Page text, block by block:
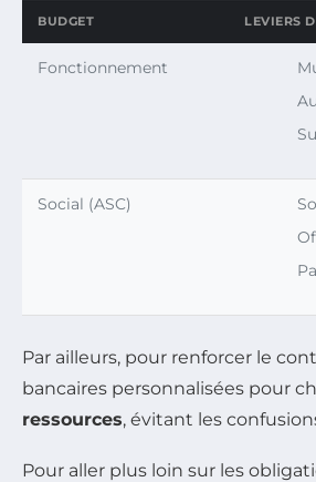
BUDGET LEVIERS
Fonctionnement
Social (ASC)
Par ailleurs, pour renforcer le
bancaires personnalisées pour
ressources, évitant les
Pour aller plus loin sur les